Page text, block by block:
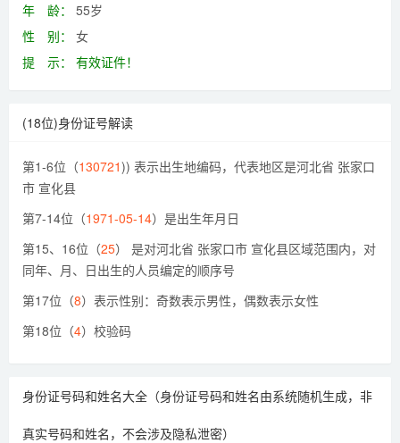
年 龄：
55岁
性 别：
女
提 示：
有效证件！
(18位)身份证号解读
第1-6位（130721)) 表示出生地编码，代表地区是河北省 张家口
市 宣化县
第7-14位（1971-05-14）是出生年月日
第15、16位（25） 是对河北省 张家口市 宣化县区域范围内，对
同年、月、日出生的人员编定的顺序号
第17位（8）表示性别：奇数表示男性，偶数表示女性
第18位（4）校验码
身份证号码和姓名大全（身份证号码和姓名由系统随机生成，非
真实号码和姓名，不会涉及隐私泄密）